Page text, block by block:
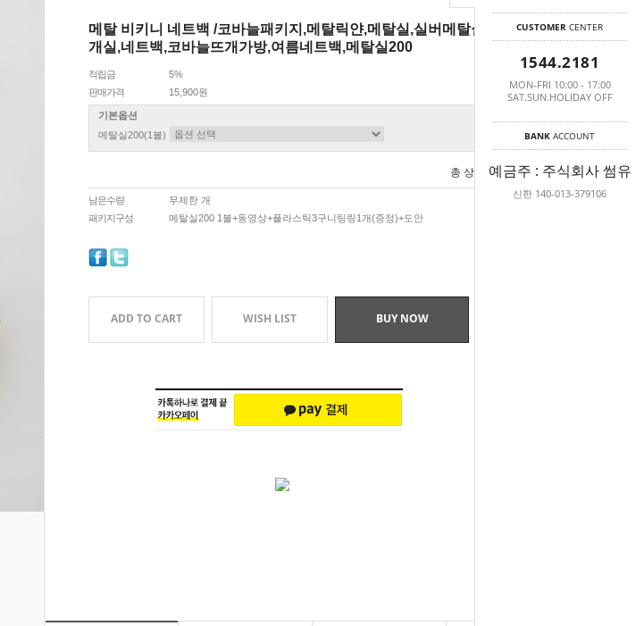
CUSTOMER CENTER
1544.2181
MON-FRI 10:00 - 17:00
SAT.SUN.HOLIDAY OFF
BANK ACCOUNT
예금주 : 주식회사 썸유
신한 140-013-379106
메탈 비키니 네트백 /코바늘패키지,메탈릭얀,메탈실,실버메탈실,메탈뜨
개실,네트백,코바늘뜨개가방,여름네트백,메탈실200
적립금
5%
판매가격
15,900원
기본옵션
메탈실200(1볼)
총 상품 금액 0 원
남은수량
무제한 개
패키지구성
메탈실200 1볼+동영상+플라스틱3구니팅링1개(증정)+도안
ADD TO CART WISH LIST BUY NOW